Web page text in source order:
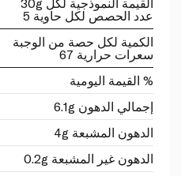
القيمة النموذجية لكل 30g
عدد الحصص لكل حاوية 5
الكمية لكل حصة من الوجبة
سعرات حرارية 67
% القيمة اليومية
إجمالي الدهون 6.1g
الدهون المشبعة 4g
الدهون غير المشبعة 0.2g